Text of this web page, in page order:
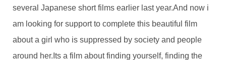
several Japanese short films earlier last year.And now i
am looking for support to complete this beautiful film
about a girl who is suppressed by society and people
around her.Its a film about finding yourself, finding the